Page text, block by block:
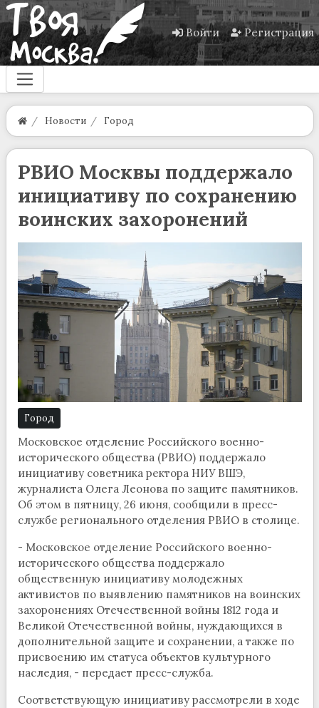
Войти Регистрация
Новости Город
РВИО Москвы поддержало
инициативу по сохранению
воинских захоронений
Город
Московское отделение Российского военно-
исторического общества (РВИО) поддержало
инициативу советника ректора НИУ ВШЭ,
журналиста Олега Леонова по защите памятников.
Об этом в пятницу, 26 июня, сообщили в пресс-
службе регионального отделения РВИО в столице.
- Московское отделение Российского военно-
исторического общества поддержало
общественную инициативу молодежных
активистов по выявлению памятников на воинских
захоронениях Отечественной войны 1812 года и
Великой Отечественной войны, нуждающихся в
дополнительной защите и сохранении, а также по
присвоению им статуса объектов культурного
наследия, - передает пресс-служба.
Соответствующую инициативу рассмотрели в ходе